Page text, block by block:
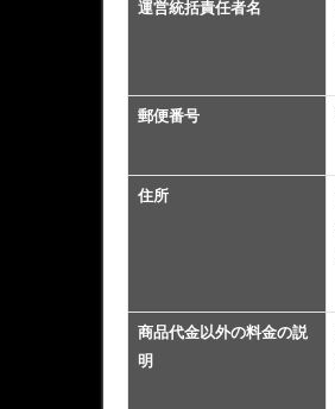
運営統括責任者名
郵便番号
住所
商品代金以外の料金の説
明